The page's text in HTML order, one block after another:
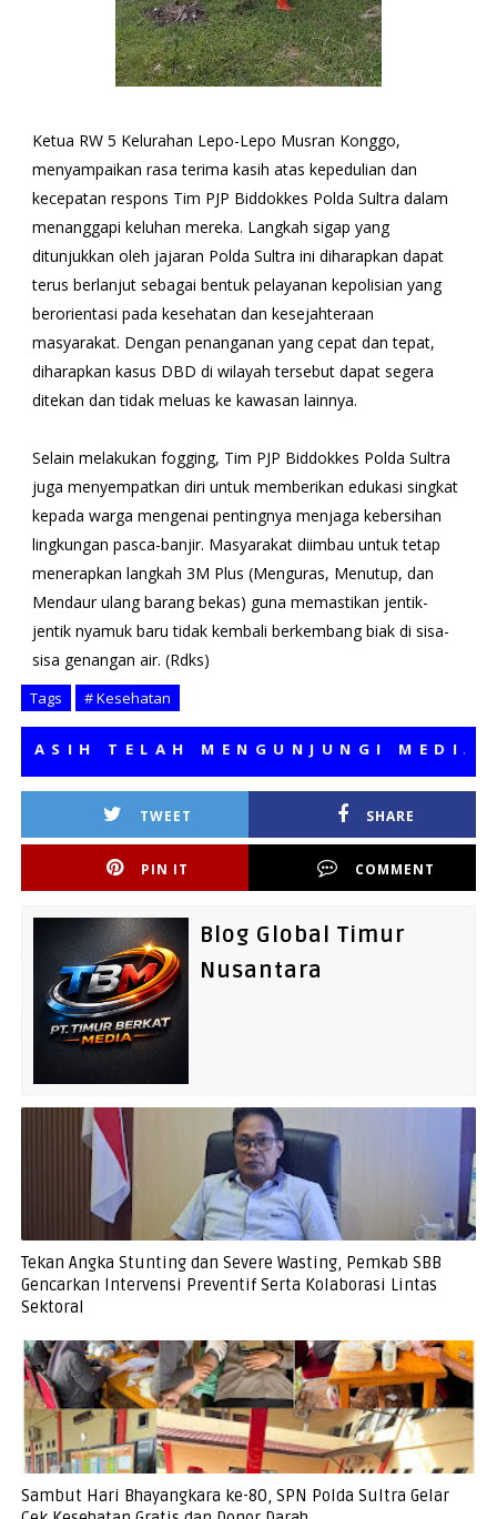
Ketua RW 5 Kelurahan Lepo-Lepo Musran Konggo,
menyampaikan rasa terima kasih atas kepedulian dan
kecepatan respons Tim PJP Biddokkes Polda Sultra dalam
menanggapi keluhan mereka. Langkah sigap yang
ditunjukkan oleh jajaran Polda Sultra ini diharapkan dapat
terus berlanjut sebagai bentuk pelayanan kepolisian yang
berorientasi pada kesehatan dan kesejahteraan
masyarakat. Dengan penanganan yang cepat dan tepat,
diharapkan kasus DBD di wilayah tersebut dapat segera
ditekan dan tidak meluas ke kawasan lainnya.
Selain melakukan fogging, Tim PJP Biddokkes Polda Sultra
juga menyempatkan diri untuk memberikan edukasi singkat
kepada warga mengenai pentingnya menjaga kebersihan
lingkungan pasca-banjir. Masyarakat diimbau untuk tetap
menerapkan langkah 3M Plus (Menguras, Menutup, dan
Mendaur ulang barang bekas) guna memastikan jentik-
jentik nyamuk baru tidak kembali berkembang biak di sisa-
sisa genangan air. (Rdks)
Tags # Kesehatan
TELAH MENGUNJUNGI MEDIA KAMI,
TWEET SHARE
PIN IT COMMENT
Blog Global Timur
Nusantara
Tekan Angka Stunting dan Severe Wasting, Pemkab SBB
Gencarkan Intervensi Preventif Serta Kolaborasi Lintas
Sektoral
Sambut Hari Bhayangkara ke-80, SPN Polda Sultra Gelar